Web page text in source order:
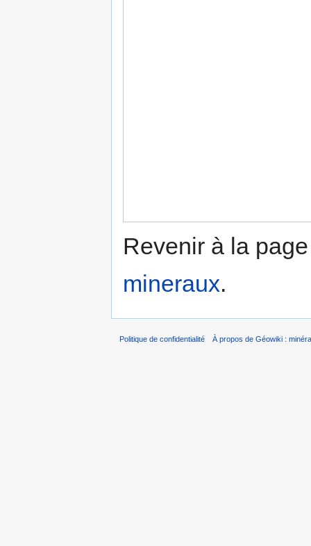
Revenir à la
mineraux.
Politique de confidentialité À propos de Géowiki :